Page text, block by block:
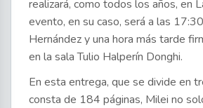
realizará, como todos los años, en
evento, en su caso, será a las
Hernández y una hora más tarde
en la sala Tulio Halperín Donghi.
En esta entrega, que se divide en
consta de 184 páginas, Milei no